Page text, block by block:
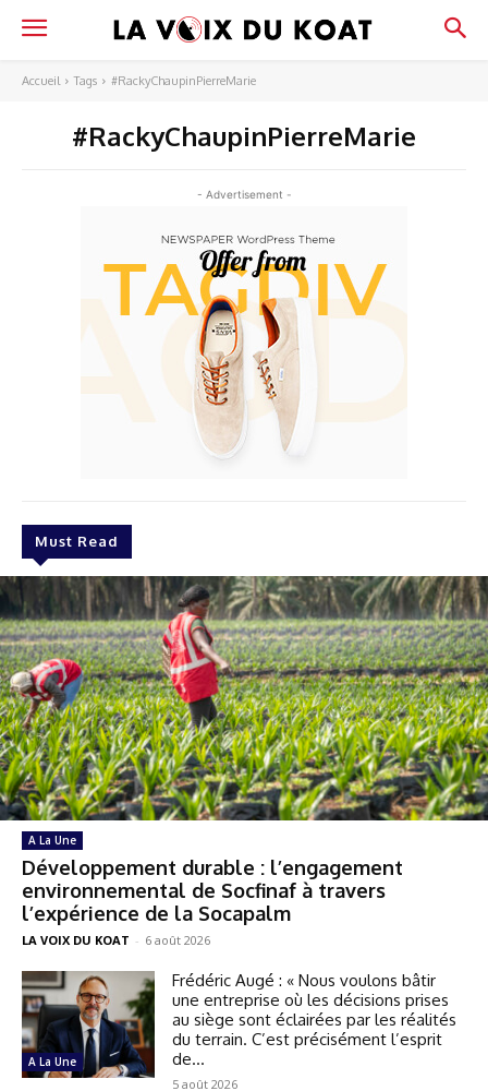
Accueil Tags #RackyChaupinPierreMarie
#RackyChaupinPierreMarie
- Advertisement -
Must Read
A La Une
Développement durable : l’engagement
environnemental de Socfinaf à travers
l’expérience de la Socapalm
LA VOIX DU KOAT - 6 août 2026
A La Une
Frédéric Augé : « Nous voulons bâtir
une entreprise où les décisions prises
au siège sont éclairées par les réalités
du terrain. C’est précisément l’esprit
de...
5 août 2026